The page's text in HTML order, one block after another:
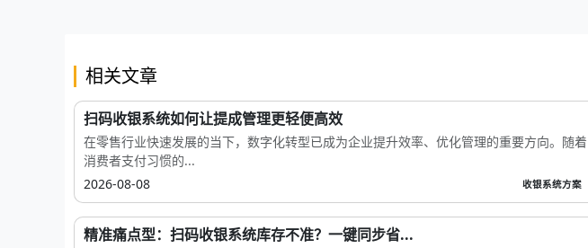
相关文章
扫码收银系统如何让提成管理更轻便高效
在零售行业快速发展的当下，数字化转型已成为企业提升效率、优化管理的重要方向。随着
消费者支付习惯的...
2026-08-08
收银系统方案
精准痛点型：扫码收银系统库存不准？一键同步省...